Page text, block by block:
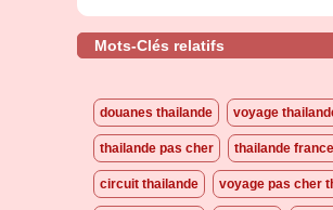
Mots-Clés relatifs
douanes thailande voyage
thailande pas cher thailande france
circuit thailande voyage pas cher